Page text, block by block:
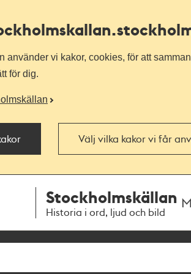
använder vi kakor, cookies, för att
för dig.
Välj vilka kakor vi får
Stockholmskällan
Historia i ord, ljud och bild